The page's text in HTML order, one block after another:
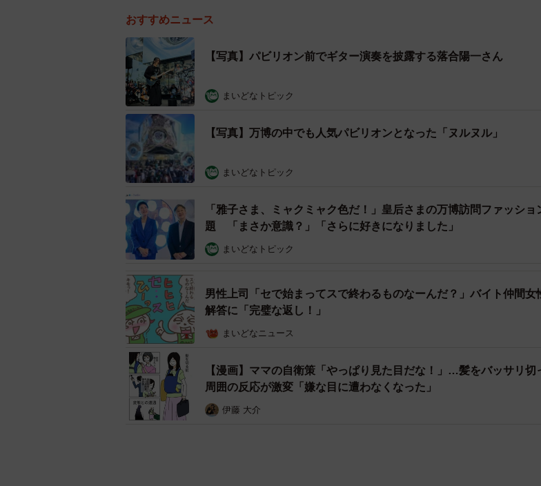
おすすめニュース
【写真】パビリオン前でギター演奏を披露する落合陽一さん
まいどなトピック
【写真】万博の中でも人気パビリオンとなった「ヌルヌル」
まいどなトピック
「雅子さま、ミャクミャク色だ！」皇后さまの万博訪問ファッショ
題 「まさか意識？」「さらに好きになりました」
まいどなトピック
男性上司「セで始まってスで終わるものなーんだ？」バイト仲間女
解答に「完璧な返し！」
まいどなニュース
【漫画】ママの自衛策「やっぱり見た目だな！」…髪をバッサリ切
周囲の反応が激変「嫌な目に遭わなくなった」
伊藤 大介